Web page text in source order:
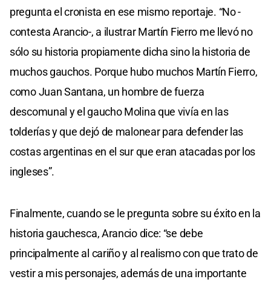
pregunta el cronista en ese mismo reportaje. “No -
contesta Arancio-, a ilustrar Martín Fierro me llevó no
sólo su historia propiamente dicha sino la historia de
muchos gauchos. Porque hubo muchos Martín Fierro,
como Juan Santana, un hombre de fuerza
descomunal y el gaucho Molina que vivía en las
tolderías y que dejó de malonear para defender las
costas argentinas en el sur que eran atacadas por los
ingleses”.
Finalmente, cuando se le pregunta sobre su éxito en la
historia gauchesca, Arancio dice: “se debe
principalmente al cariño y al realismo con que trato de
vestir a mis personajes, además de una importante